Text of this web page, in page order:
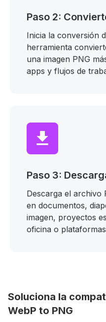
Paso 2:
Inicia la conversión
herramienta
una imagen PNG
apps y flujos de
Paso 3:
Descarga el archivo
en documentos,
imagen, proyectos
oficina o
Soluciona la
WebP to PNG